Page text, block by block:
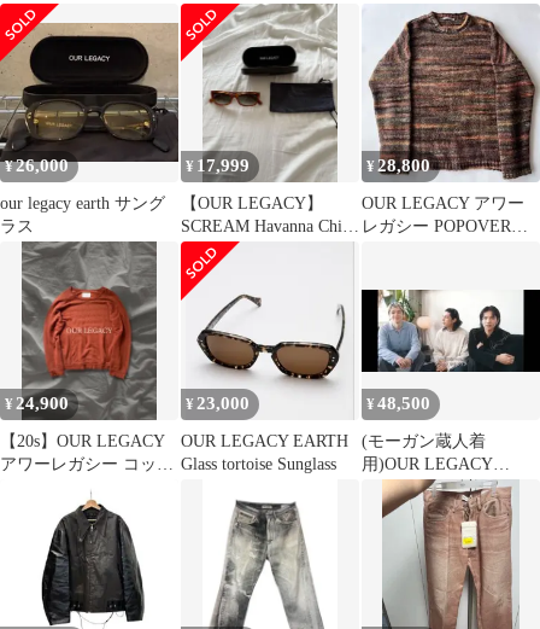
ン
WELDING SHIRT
¥26,000
our legacy earth サング
ラス
¥ 17,999
【OUR LEGACY】
SCREAM Havanna Chill
サングラス
¥28,800
OUR LEGACY アワー
レガシー POPOVER
¥ 24,900
【20s】OUR LEGACY
アワーレガシー コット
ンシルク スウェット M
¥23,000
OUR LEGACY EARTH
Glass tortoise Sunglass
¥48,500
(モーガン蔵人着
用)OUR LEGACY
POPOVER
ROUNDNECK